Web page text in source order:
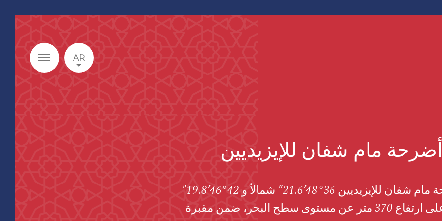
AR
أضرحة مام شفان للإيزيديين
تقع أضرحة مام شفان للإيزيديين 36°48’21.6″ شمالاً و 42°46’19.8″
شرقاً وعلى ارتفاع 370 متر عن مستوى سطح البحر، ضمن مقبرة